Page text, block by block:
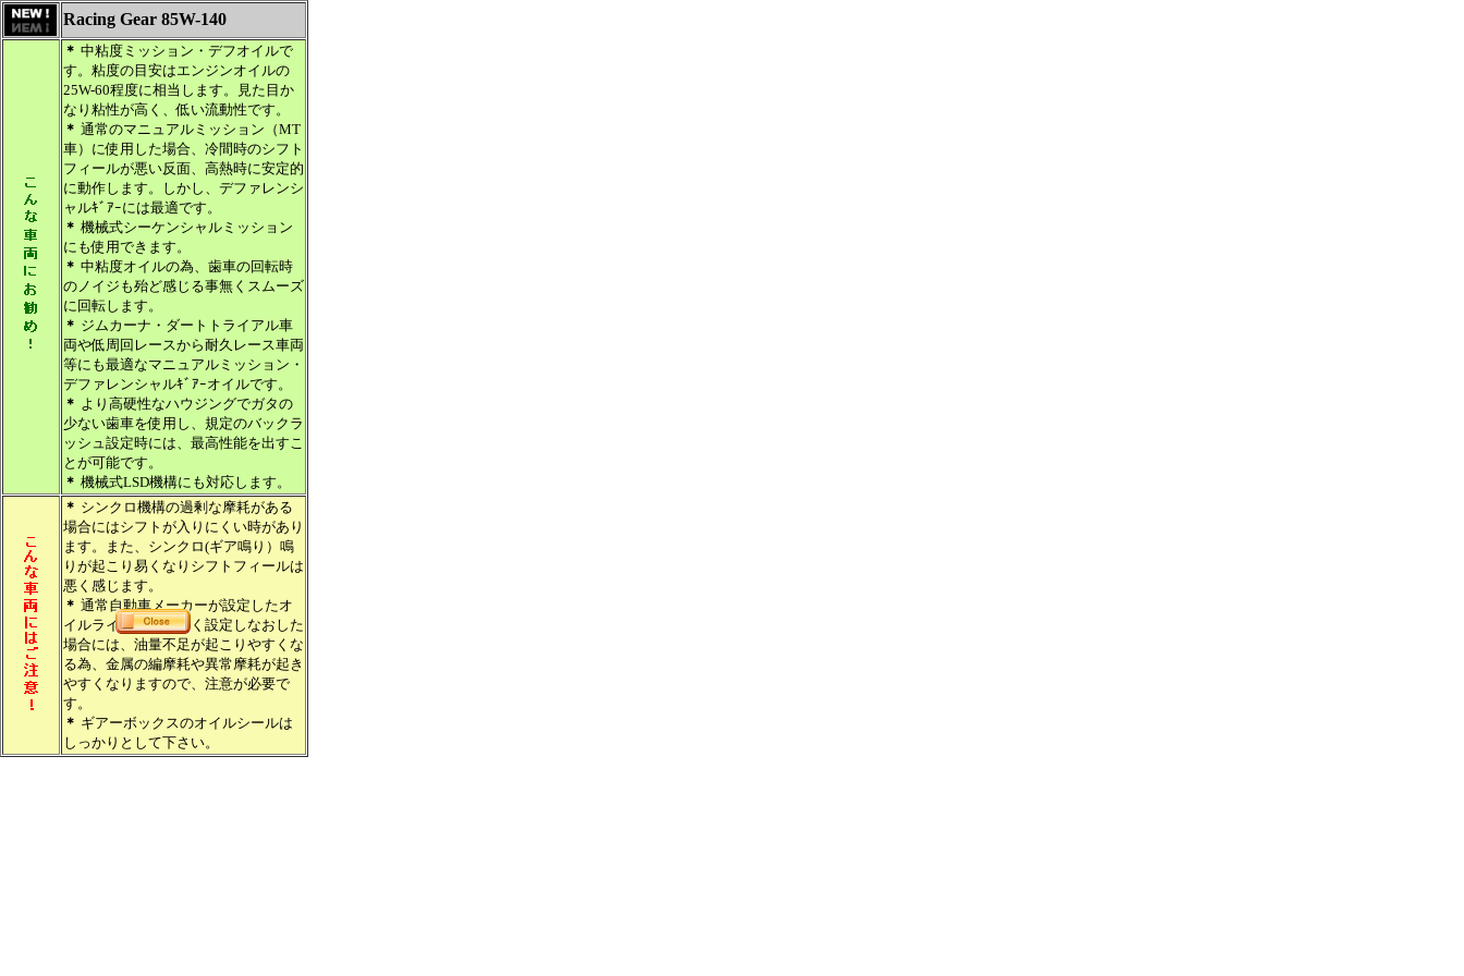
Racing Gear 85W-140
＊ 中粘度ミッション・デフオイルで
す。粘度の目安はエンジンオイルの
25W-60程度に相当します。見た目か
なり粘性が高く、低い流動性です。
＊ 通常のマニュアルミッション（MT
車）に使用した場合、冷間時のシフト
フィールが悪い反面、高熱時に安定的
に動作します。しかし、デファレンシ
ャルｷﾞｱｰには最適です。
＊ 機械式シーケンシャルミッション
にも使用できます。
＊ 中粘度オイルの為、歯車の回転時
のノイジも殆ど感じる事無くスムーズ
に回転します。
＊ ジムカーナ・ダートトライアル車
両や低周回レースから耐久レース車両
等にも最適なマニュアルミッション・
デファレンシャルｷﾞｱｰオイルです。
＊ より高硬性なハウジングでガタの
少ない歯車を使用し、規定のバックラ
ッシュ設定時には、最高性能を出すこ
とが可能です。
＊ 機械式LSD機構にも対応します。
＊ シンクロ機構の過剰な摩耗がある
場合にはシフトが入りにくい時があり
ます。また、シンクロ(ギア鳴り）鳴
りが起こり易くなりシフトフィールは
悪く感じます。
＊ 通常自動車メーカーが設定したオ
イルラインよりも狭く設定しなおした
場合には、油量不足が起こりやすくな
る為、金属の編摩耗や異常摩耗が起き
やすくなりますので、注意が必要で
す。
＊ ギアーボックスのオイルシールは
しっかりとして下さい。